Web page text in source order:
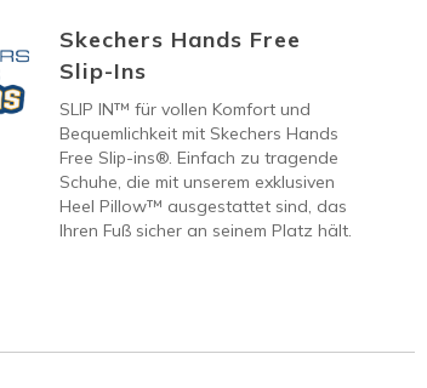
Skechers Hands Free
Slip-Ins
SLIP IN™ für vollen Komfort und
Bequemlichkeit mit Skechers Hands
Free Slip-ins®. Einfach zu tragende
Schuhe, die mit unserem exklusiven
Heel Pillow™ ausgestattet sind, das
Ihren Fuß sicher an seinem Platz hält.